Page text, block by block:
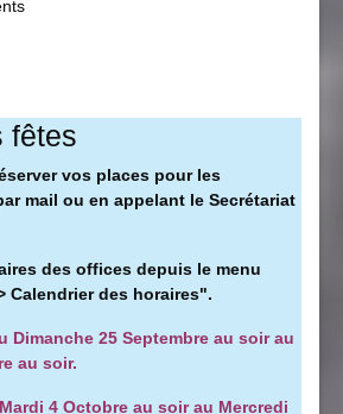
fêtes
vos places pour les
mail ou en appelant le Secrétariat
des offices depuis le menu
Calendrier des horaires".
Dimanche 25 Septembre au soir au
au soir.
4 Octobre au soir au Mercredi